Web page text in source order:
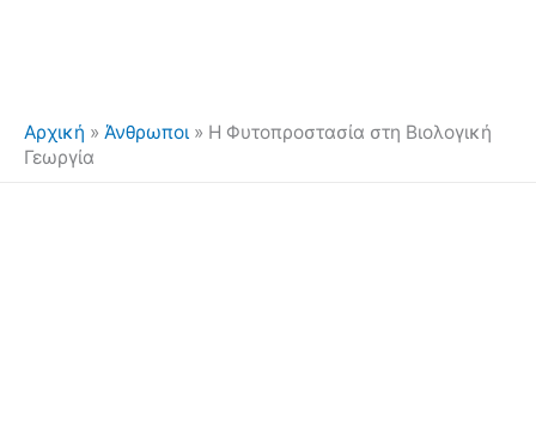
Αρχική » Άνθρωποι » Η Φυτοπροστασία στη Βιολογική
Γεωργία